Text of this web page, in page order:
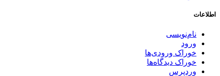
اطلاعات
نام‌نویسی
ورود
خوراک ورودی‌ها
خوراک دیدگاه‌ها
وردپرس